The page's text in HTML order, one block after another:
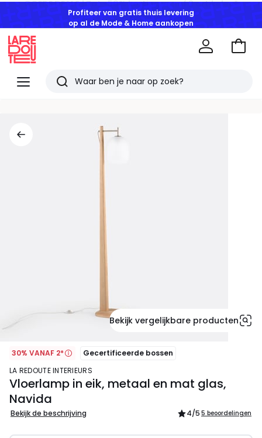
Profiteer van gratis thuis levering
op al de Mode & Home aankopen
Menu
Redoute
Zoeken
bekeken
artikelen
Naar
Bekijk vergelijkbare producten
30% VANAF 2*
Gecertificeerde bossen
LA REDOUTE INTERIEURS
Vloerlamp in eik, metaal en mat glas,
Navida
Bekijk de beschrijving 4/5 5 beoordelingen